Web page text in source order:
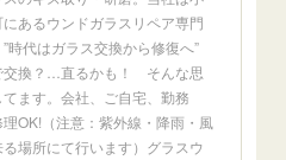
あるウンドガラスリペア専門
時代はガラス交換から修復へ”
交換？…直るかも！ そんな思
ます。会社、ご自宅、勤務
OK!（注意：紫外線・降雨・風
場所にて行います）グラスウ